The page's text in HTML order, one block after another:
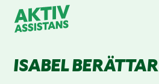
ISABEL BERÄTTAR